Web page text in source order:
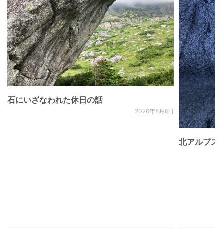
石にいざなわれた休日の話
2026年8月6日
北アルプ